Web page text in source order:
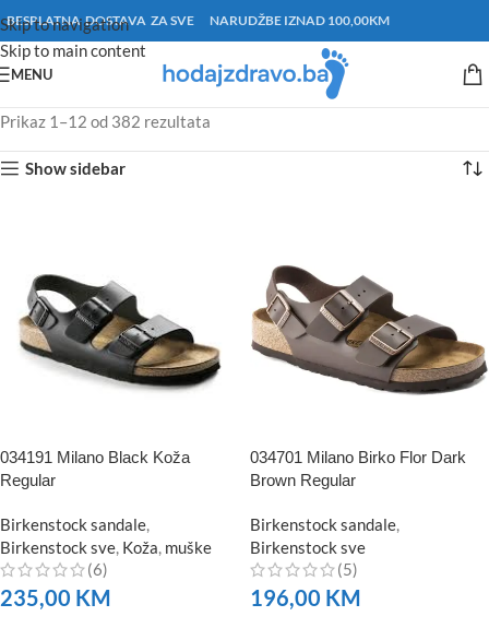
Skip to navigation
Skip to main content
BESPLATNA DOSTAVA ZA SVE NARUDŽBE IZNAD 100,00KM
MENU
Prikaz 1–12 od 382 rezultata
Show sidebar
034191 Milano Black Koža
Regular
Birkenstock sandale,
Birkenstock sve, Koža, muške
(6)
235,00 KM
034701 Milano Birko Flor Dark
Brown Regular
Birkenstock sandale,
Birkenstock sve
(5)
196,00 KM